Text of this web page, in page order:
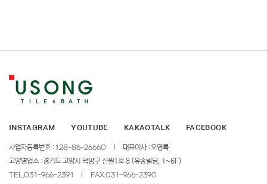
INSTAGRAM YOUTUBE KAKAOTALK FACEBOOK
사업자등록번호 :128-86-26660 대표이사 :오영록
고양영업소 :경기도 고양시 덕양구 신원1로 8 (유송빌딩, 1~6F)
TEL.031-966-2391 FAX.031-966-2390